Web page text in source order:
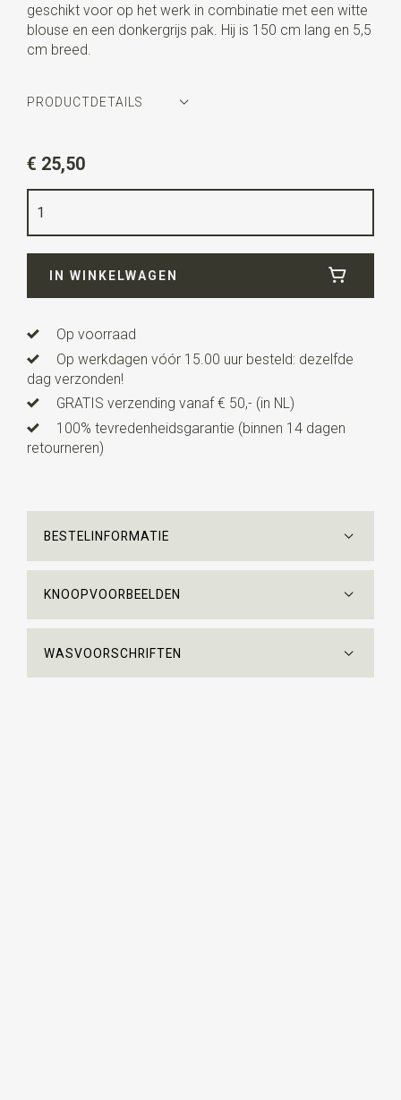
geschikt voor op het werk in combinatie met een witte
blouse en een donkergrijs pak. Hij is 150 cm lang en 5,5
cm breed.
PRODUCTDETAILS
beige / grijs / zwart
Kwaliteit
Lengteca. 150 cm
€ 25,50
IN WINKELWAGEN
Op voorraad
Op werkdagen vóór 15.00 uur besteld: dezelfde
dag verzonden!
GRATIS verzending vanaf € 50,- (in NL)
100% tevredenheidsgarantie (binnen 14 dagen
retourneren)
BESTELINFORMATIE
KNOOPVOORBEELDEN
WASVOORSCHRIFTEN